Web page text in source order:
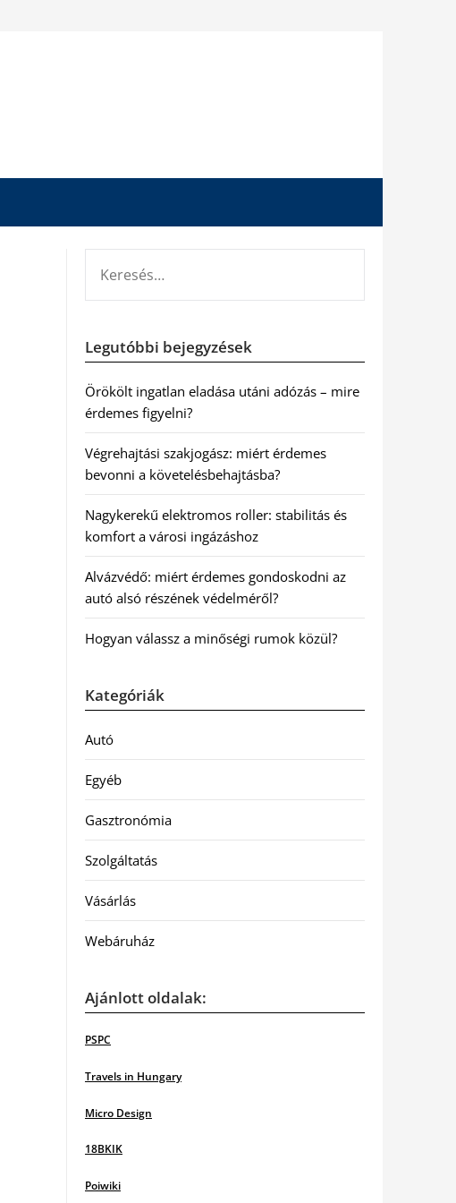
Legutóbbi bejegyzések
Örökölt ingatlan eladása utáni adózás – mire
érdemes figyelni?
Végrehajtási szakjogász: miért érdemes
bevonni a követelésbehajtásba?
Nagykerekű elektromos roller: stabilitás és
komfort a városi ingázáshoz
Alvázvédő: miért érdemes gondoskodni az
autó alsó részének védelméről?
Hogyan válassz a minőségi rumok közül?
Kategóriák
Autó
Egyéb
Gasztronómia
Szolgáltatás
Vásárlás
Webáruház
Ajánlott oldalak:
PSPC
Travels in Hungary
Micro Design
18BKIK
Poiwiki